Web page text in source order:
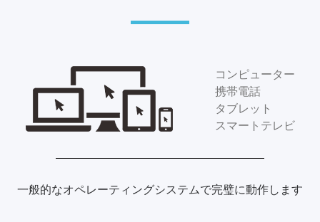
コンピューター
携帯電話
タブレット
スマートテレビ
一般的なオペレーティングシステムで完璧に動作します